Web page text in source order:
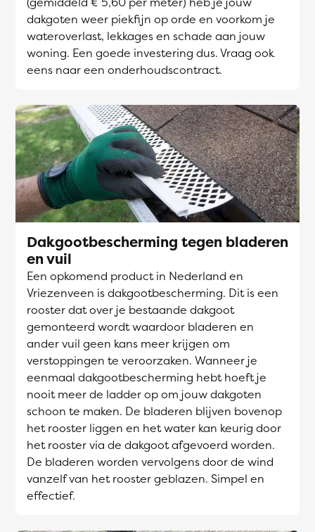
dakgoten weer piekfijn op orde en voorkom je
wateroverlast, lekkages en schade aan jouw
woning. Een goede investering dus. Vraag ook
eens naar een onderhoudscontract.
Dakgootbescherming tegen bladeren
en vuil
Een opkomend product in Nederland en
Vriezenveen is dakgootbescherming. Dit is een
rooster dat over je bestaande dakgoot
gemonteerd wordt waardoor bladeren en
ander vuil geen kans meer krijgen om
verstoppingen te veroorzaken. Wanneer je
eenmaal dakgootbescherming hebt hoeft je
nooit meer de ladder op om jouw dakgoten
schoon te maken. De bladeren blijven bovenop
het rooster liggen en het water kan keurig door
het rooster via de dakgoot afgevoerd worden.
De bladeren worden vervolgens door de wind
vanzelf van het rooster geblazen. Simpel en
effectief.